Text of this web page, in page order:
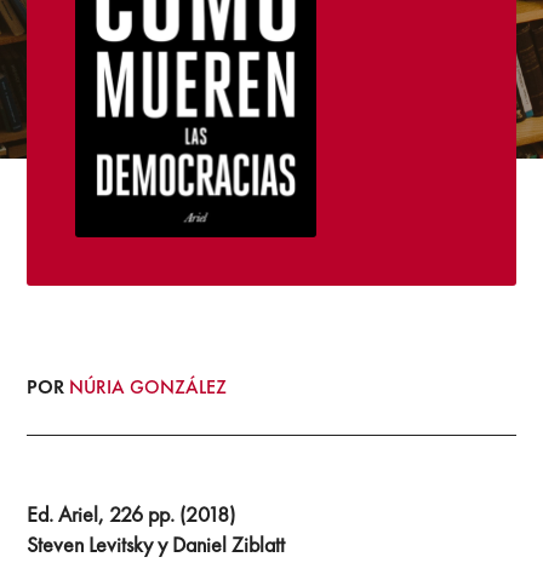
POR NÚRIA GONZÁLEZ
Ed. Ariel, 226 pp. (2018)
Steven Levitsky y Daniel Ziblatt